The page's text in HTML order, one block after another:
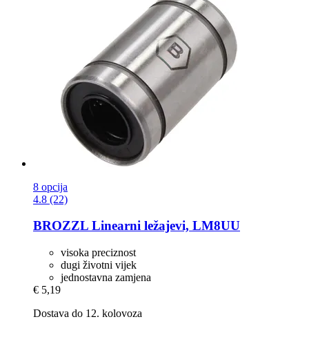
8 opcija
4.8 (22)
BROZZL Linearni ležajevi, LM8UU
visoka preciznost
dugi životni vijek
jednostavna zamjena
€ 5,19
Dostava do 12. kolovoza